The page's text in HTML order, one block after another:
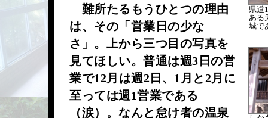
難所たるもうひとつの理由
は、その「営業日の少な
さ」。上から三つ目の写真を
見てほしい。普通は週3日の営
業で12月は週2日、1月と2月に
至っては週1営業である
（涙）。なんと怠け者の温泉
県道
ある
城で